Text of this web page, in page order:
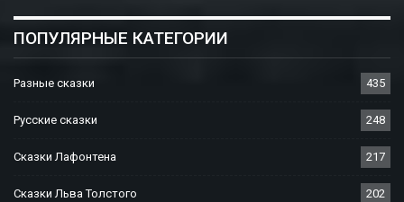
ПОПУЛЯРНЫЕ КАТЕГОРИИ
Разные сказки 435
Русские сказки 248
Сказки Лафонтена 217
Сказки Льва Толстого 202